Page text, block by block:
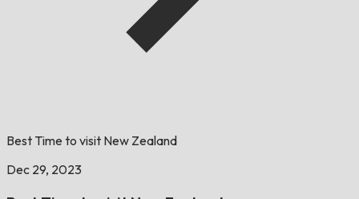
Best Time to visit New Zealand
Dec 29, 2023